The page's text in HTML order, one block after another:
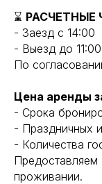
⌛ РАСЧЕТНЫЕ
- Заезд с 14:00
- Выезд до 11:00
По
Цена аренды
- Срока
- Праздничных
- Количества
Предоставляем
проживании.